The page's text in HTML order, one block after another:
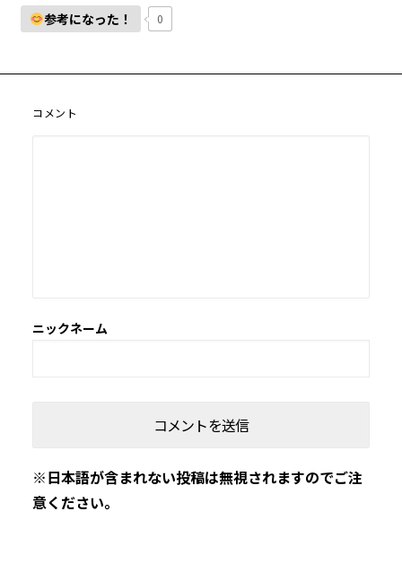
参考になった！ 0
コメント
※日本語が含まれない投稿は無視されますのでご注
意ください。